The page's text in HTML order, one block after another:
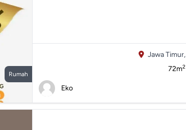
Rumah
Jawa Timur,
72m2
Eko